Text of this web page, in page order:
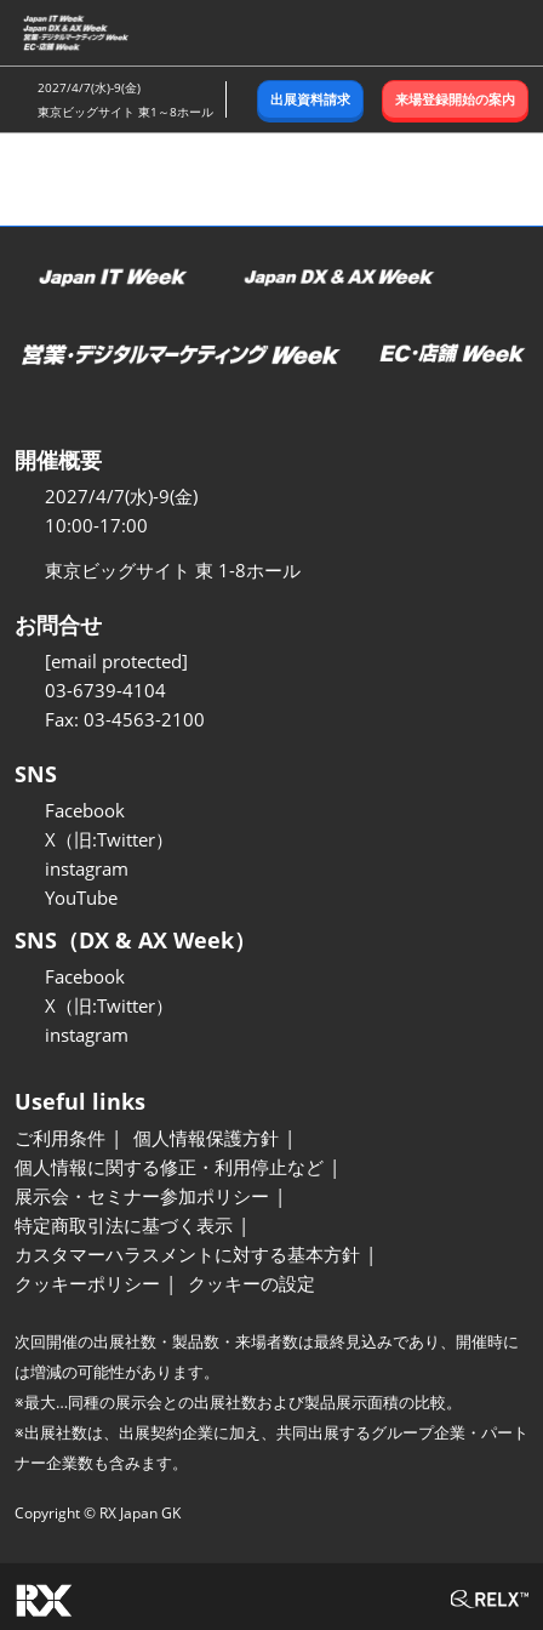
ス
キ
ッ
し
む
2027/4/7(水)-9(金)
東京ビッグサイト 東1～8ホール
出展資料請求 来場登録開始の案内
開催概要
2027/4/7(水)-9(金)
10:00-17:00
東京ビッグサイト 東 1-8ホール
お問合せ
[email protected]
03-6739-4104
Fax: 03-4563-2100
SNS
Facebook
X（旧:Twitter）
instagram
YouTube
SNS（DX & AX Week）
Facebook
X（旧:Twitter）
instagram
Useful links
ご利用条件
個人情報保護方針
個人情報に関する修正・利用停止など
展示会・セミナー参加ポリシー
特定商取引法に基づく表示
カスタマーハラスメントに対する基本方針
クッキーポリシー
クッキーの設定
次回開催の出展社数・製品数・来場者数は最終見込みであり、開催時に
は増減の可能性があります。
※最大…同種の展示会との出展社数および製品展示面積の比較。
※出展社数は、出展契約企業に加え、共同出展するグループ企業・パート
ナー企業数も含みます。
Copyright © RX Japan GK